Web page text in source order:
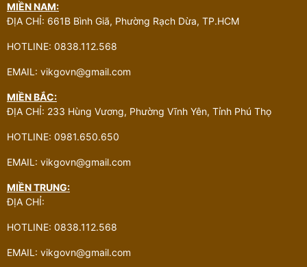
MIỀN NAM:
ĐỊA CHỈ: 661B Bình Giã, Phường Rạch Dừa, TP.HCM
HOTLINE: 0838.112.568
EMAIL: vikgovn@gmail.com
MIỀN BẮC:
ĐỊA CHỈ: 233 Hùng Vương, Phường Vĩnh Yên, Tỉnh Phú Thọ
HOTLINE: 0981.650.650
EMAIL: vikgovn@gmail.com
MIỀN TRUNG:
ĐỊA CHỈ:
HOTLINE: 0838.112.568
EMAIL: vikgovn@gmail.com